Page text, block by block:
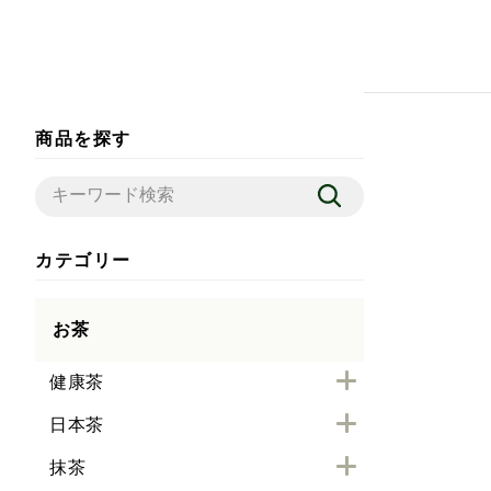
商品を探す
カテゴリー
お茶
健康茶
日本茶
抹茶